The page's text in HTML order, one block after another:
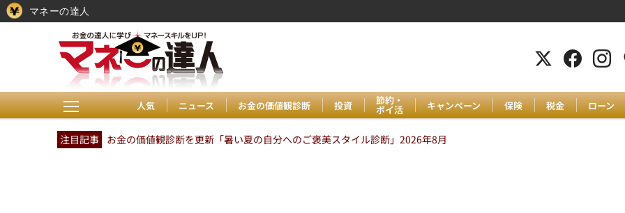
人気 ニュース お金の価値観診断 投資 節約・
ポイ活 キャンペーン 保険 税金 ローン
注目記事 お金の価値観診断を更新「暑い夏の自分へのご褒美スタイル診断」2026年8月
マネーの達人